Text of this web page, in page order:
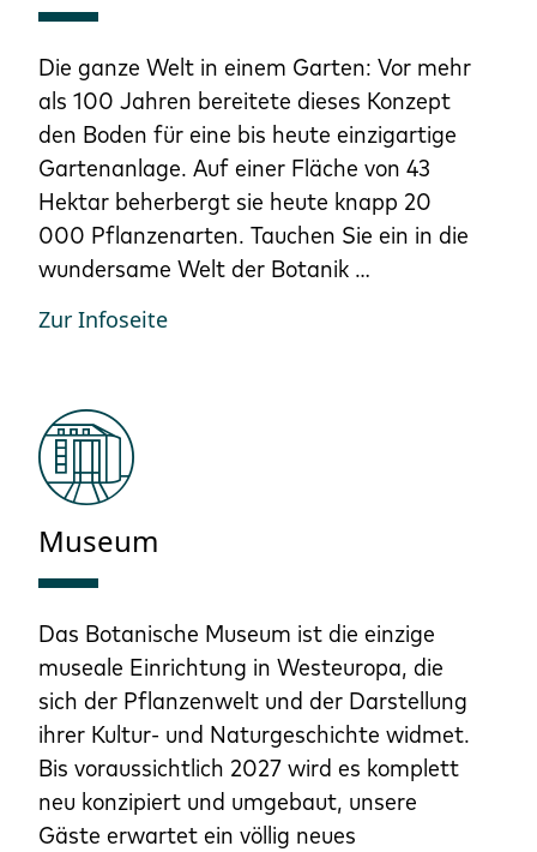
Die ganze Welt in einem Garten: Vor mehr
als 100 Jahren bereitete dieses Konzept
den Boden für eine bis heute einzigartige
Gartenanlage. Auf einer Fläche von 43
Hektar beherbergt sie heute knapp 20
000 Pflanzenarten. Tauchen Sie ein in die
wundersame Welt der Botanik …
Zur Infoseite
Museum
Das Botanische Museum ist die einzige
museale Einrichtung in Westeuropa, die
sich der Pflanzenwelt und der Darstellung
ihrer Kultur- und Naturgeschichte widmet.
Bis voraussichtlich 2027 wird es komplett
neu konzipiert und umgebaut, unsere
Gäste erwartet ein völlig neues